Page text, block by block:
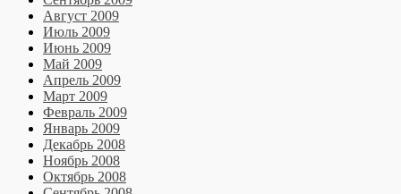
Август 2009
Июль 2009
Июнь 2009
Май 2009
Апрель 2009
Март 2009
Февраль 2009
Январь 2009
Декабрь 2008
Ноябрь 2008
Октябрь 2008